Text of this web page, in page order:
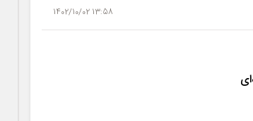
13:58 1402/10/02